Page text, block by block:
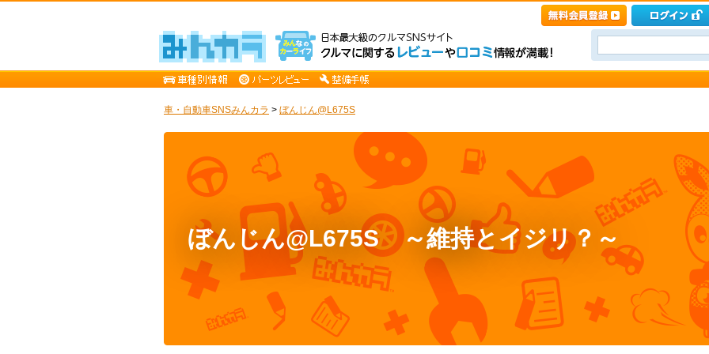
車・自動車SNSみんカラ > ぼんじん@L675S
ぼんじん@L675S ～維持とイジリ？～